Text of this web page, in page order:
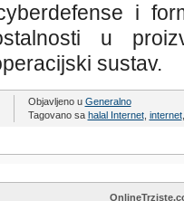
i
u
sustav.
Objavljeno u Generalno
Tagovano sa halal Internet, internet